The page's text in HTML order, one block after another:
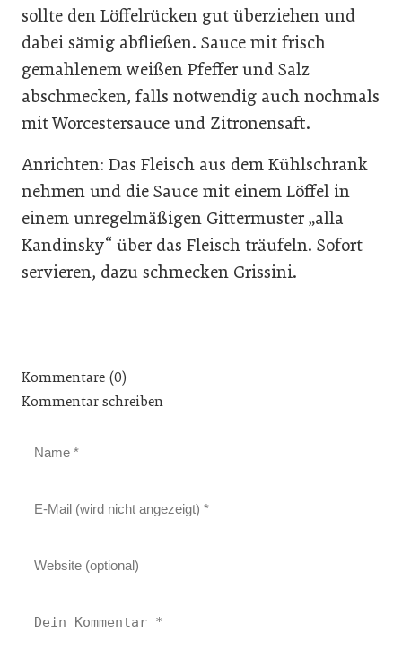
sollte den Löffelrücken gut überziehen und
dabei sämig abfließen. Sauce mit frisch
gemahlenem weißen Pfeffer und Salz
abschmecken, falls notwendig auch nochmals
mit Worcestersauce und Zitronensaft.
Anrichten: Das Fleisch aus dem Kühlschrank
nehmen und die Sauce mit einem Löffel in
einem unregelmäßigen Gittermuster „alla
Kandinsky“ über das Fleisch träufeln. Sofort
servieren, dazu schmecken Grissini.
Kommentare (0)
Kommentar schreiben